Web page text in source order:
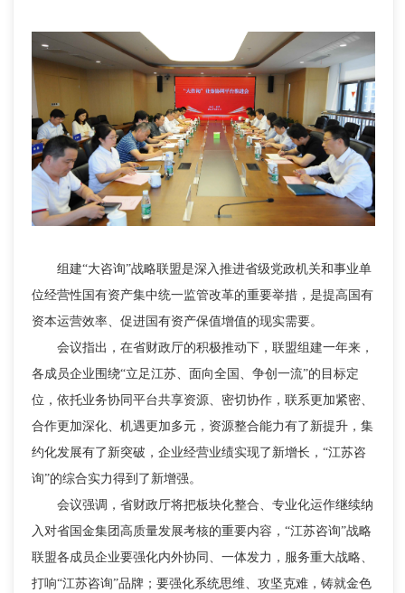
组建“大咨询”战略联盟是深入推进省级党政机关和事业单
位经营性国有资产集中统一监管改革的重要举措，是提高国有
资本运营效率、促进国有资产保值增值的现实需要。
会议指出，在省财政厅的积极推动下，联盟组建一年来，
各成员企业围绕“立足江苏、面向全国、争创一流”的目标定
位，依托业务协同平台共享资源、密切协作，联系更加紧密、
合作更加深化、机遇更加多元，资源整合能力有了新提升，集
约化发展有了新突破，企业经营业绩实现了新增长，“江苏咨
询”的综合实力得到了新增强。
会议强调，省财政厅将把板块化整合、专业化运作继续纳
入对省国金集团高质量发展考核的重要内容，“江苏咨询”战略
联盟各成员企业要强化内外协同、一体发力，服务重大战略、
打响“江苏咨询”品牌；要强化系统思维、攻坚克难，铸就金色